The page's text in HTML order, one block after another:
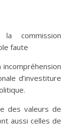
commission
faute
d’investiture
des valeurs de
aussi celles de